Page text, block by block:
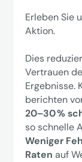
Erleben Sie
Aktion.
Dies
Vertrauen
Ergebnisse.
berichten
20–30 %
so schnelle
Weniger
Raten auf